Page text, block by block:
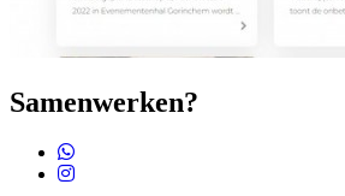
Samenwerken?